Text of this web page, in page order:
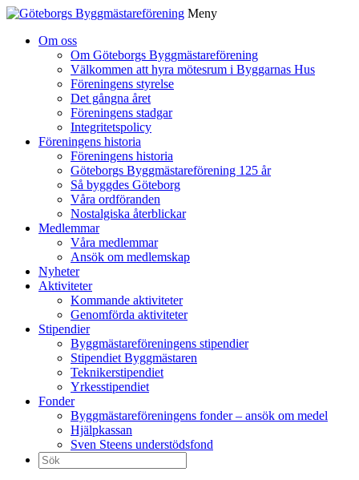
Meny
Om oss
Om Göteborgs Byggmästareförening
Välkommen att hyra mötesrum i Byggarnas Hus
Föreningens styrelse
Det gångna året
Föreningens stadgar
Integritetspolicy
Föreningens historia
Föreningens historia
Göteborgs Byggmästareförening 125 år
Så byggdes Göteborg
Våra ordföranden
Nostalgiska återblickar
Medlemmar
Våra medlemmar
Ansök om medlemskap
Nyheter
Aktiviteter
Kommande aktiviteter
Genomförda aktiviteter
Stipendier
Byggmästareföreningens stipendier
Stipendiet Byggmästaren
Teknikerstipendiet
Yrkesstipendiet
Fonder
Byggmästareföreningens fonder – ansök om medel
Hjälpkassan
Sven Steens understödsfond
Sök
efter: